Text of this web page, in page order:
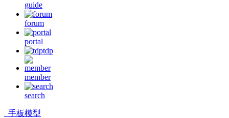
guide
forum
portal
tdp
member
search
手板模型